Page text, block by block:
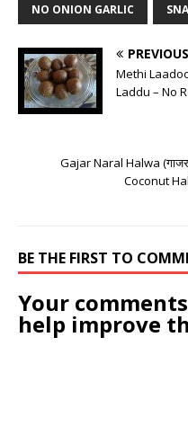
NO ONION GARLIC
PREVIOUS
Methi
Laddu – No
Gajar Naral Halwa
Coconut
BE THE FIRST TO
Your
help improve